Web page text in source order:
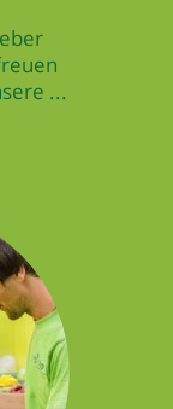
...